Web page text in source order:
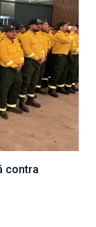
contra